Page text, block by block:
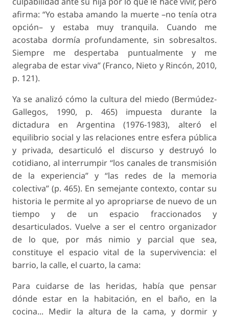
afirma: “Yo estaba amando la muerte –no tenía otra
opción– y estaba muy tranquila. Cuando me
acostaba dormía profundamente, sin sobresaltos.
Siempre me despertaba puntualmente y me
alegraba de estar viva” (Franco, Nieto y Rincón, 2010,
p. 121).
Ya se analizó cómo la cultura del miedo (Bermúdez-
Gallegos, 1990, p. 465) impuesta durante la
dictadura en Argentina (1976-1983), alteró el
equilibrio social y las relaciones entre esfera pública
y privada, desarticuló el discurso y destruyó lo
cotidiano, al interrumpir “los canales de transmisión
de la experiencia” y “las redes de la memoria
colectiva” (p. 465). En semejante contexto, contar su
historia le permite al yo apropriarse de nuevo de un
tiempo y de un espacio fraccionados y
desarticulados. Vuelve a ser el centro organizador
de lo que, por más nimio y parcial que sea,
constituye el espacio vital de la supervivencia: el
barrio, la calle, el cuarto, la cama:
Para cuidarse de las heridas, había que pensar
dónde estar en la habitación, en el baño, en la
cocina... Medir la altura de la cama, y dormir y